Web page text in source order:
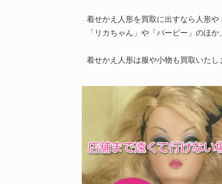
着せかえ人形を買取に出すなら人形
「リカちゃん」や「バービー」のほ
着せかえ人形は服や小物も買取いた